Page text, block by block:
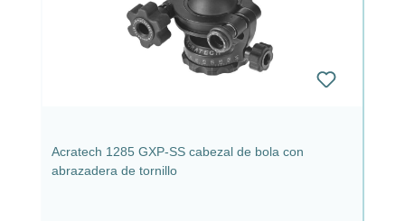
Acratech 1285 GXP-SS cabezal de bola con
abrazadera de tornillo